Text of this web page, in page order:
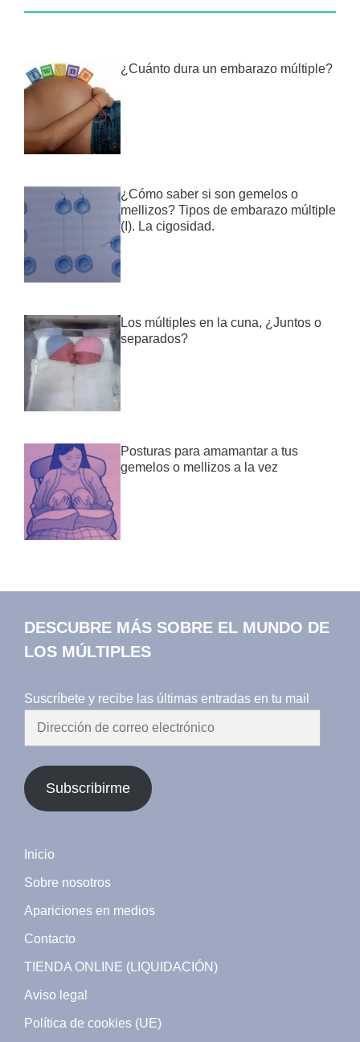
¿Cuánto dura un embarazo múltiple?
¿Cómo saber si son gemelos o
mellizos? Tipos de embarazo múltiple
(I). La cigosidad.
Los múltiples en la cuna, ¿Juntos o
separados?
Posturas para amamantar a tus
gemelos o mellizos a la vez
DESCUBRE MÁS SOBRE EL MUNDO DE
LOS MÚLTIPLES
Suscríbete y recibe las últimas entradas en tu mail
Dirección
correo
electrónico
Subscribirme
Inicio
Sobre nosotros
Apariciones en medios
Contacto
TIENDA ONLINE (LIQUIDACIÓN)
Aviso legal
Política de cookies (UE)